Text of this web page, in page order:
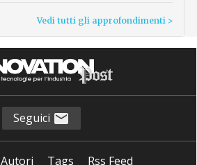
Vedi tutti gli approfondimenti >
Seguici
Autori Tags
Rss Feed